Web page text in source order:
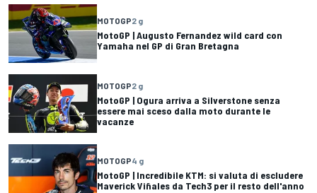
MOTOGP2 g
MotoGP | Augusto Fernandez wild card con
Yamaha nel GP di Gran Bretagna
MOTOGP2 g
MotoGP | Ogura arriva a Silverstone senza
essere mai sceso dalla moto durante le
vacanze
MOTOGP4 g
MotoGP | Incredibile KTM: si valuta di escludere
Maverick Viñales da Tech3 per il resto dell'anno